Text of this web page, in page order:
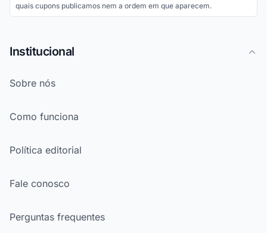
quais cupons publicamos nem a ordem em que aparecem.
Institucional
Sobre nós
Como funciona
Política editorial
Fale conosco
Perguntas frequentes